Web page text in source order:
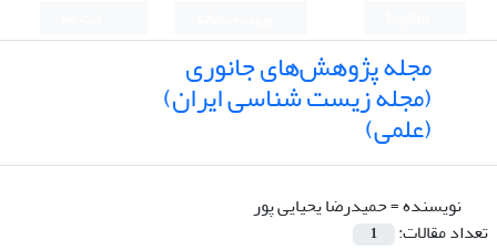
مجله پژوهش‌های جانوری
(مجله زیست شناسی ایران)
(علمی)
نویسنده =حمیدرضا یحیایی پور
تعداد مقالات:
1